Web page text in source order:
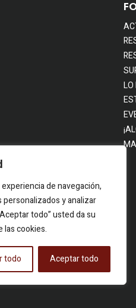
de navegación,
y analizar
todo” usted da su
las cookies.
todo Aceptar todo
LO
reservados.Proyecto
a identidades
elaborados a partir de